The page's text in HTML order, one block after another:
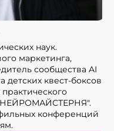
наук.
маркетинга,
сообщества AI
детских квест-боксов
конференций